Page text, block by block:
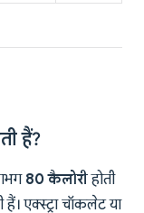
हैं?
80 कैलोरीहोती
हैं। एक्स्ट्रा चॉकलेट या